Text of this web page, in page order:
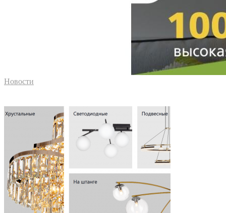
Новости